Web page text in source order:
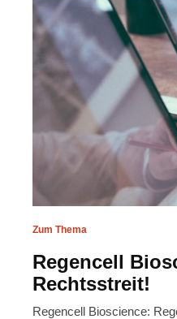
Zum Thema
Regencell
Rechtsstreit!
Regencell Bioscience: